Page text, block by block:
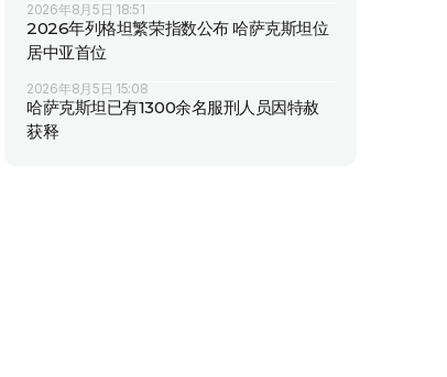
2026年8月5日 18:51
2026年列格坦繁荣指数公布 哈萨克斯坦位
居中亚首位
2026年8月5日 15:08
哈萨克斯坦已有1300余名服刑人员因特赦
获释